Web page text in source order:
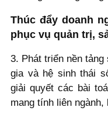
Thúc đẩy doanh
phục vụ quản trị,
3. Phát triển nền tảng
gia và hệ sinh thái
giải quyết các bài
mang tính liên ngành,